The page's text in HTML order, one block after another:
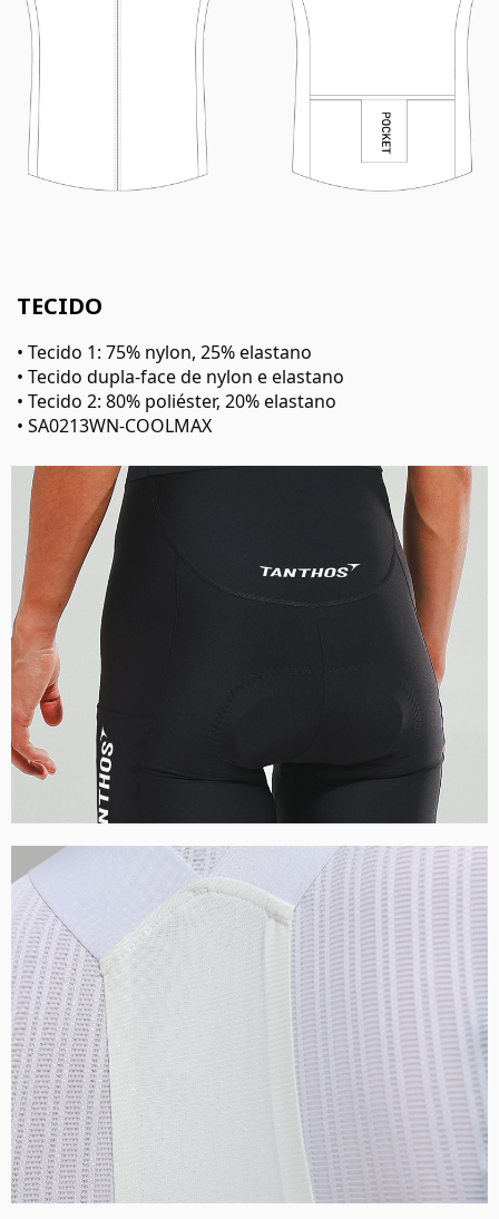
TECIDO
• Tecido 1: 75% nylon, 25% elastano
• Tecido dupla-face de nylon e elastano
• Tecido 2: 80% poliéster, 20% elastano
• SA0213WN-COOLMAX